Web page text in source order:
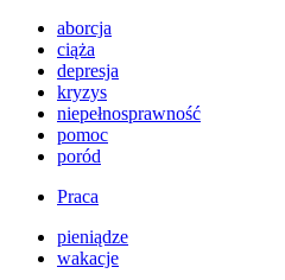
aborcja
ciąża
depresja
kryzys
niepełnosprawność
pomoc
poród
Praca
pieniądze
wakacje